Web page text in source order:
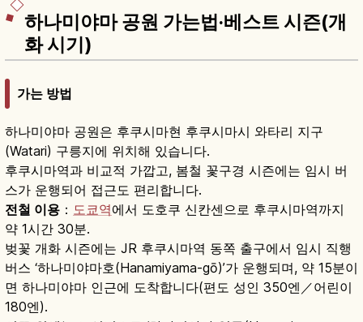
하나미야마 공원 가는법·베스트 시즌(개
화 시기)
가는 방법
하나미야마 공원은 후쿠시마현 후쿠시마시 와타리 지구
(Watari) 구릉지에 위치해 있습니다.
후쿠시마역과 비교적 가깝고, 봄철 꽃구경 시즌에는 임시 버
스가 운행되어 접근도 편리합니다.
전철 이용 ： 도쿄역에서 도호쿠 신칸센으로 후쿠시마역까지
약 1시간 30분.
벚꽃 개화 시즌에는 JR 후쿠시마역 동쪽 출구에서 임시 직행
버스 ‘하나미야마호(Hanamiyama-gō)’가 운행되며, 약 15분이
면 하나미야마 인근에 도착합니다(편도 성인 350엔／어린이
180엔).